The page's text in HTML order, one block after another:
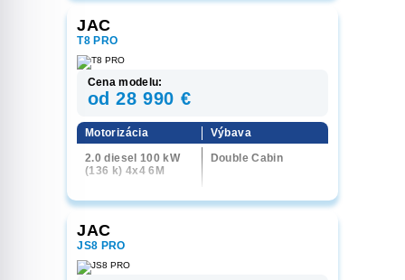
JAC
T8 PRO
Cena modelu:
od 28 990 €
Motorizácia
2.0 diesel 100 kW
(136 k) 4x4 6M
Výbava
Double Cabin
JAC
JS8 PRO